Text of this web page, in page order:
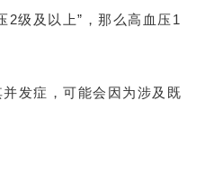
2级及以上”，那么高血压1
发症，可能会因为涉及既